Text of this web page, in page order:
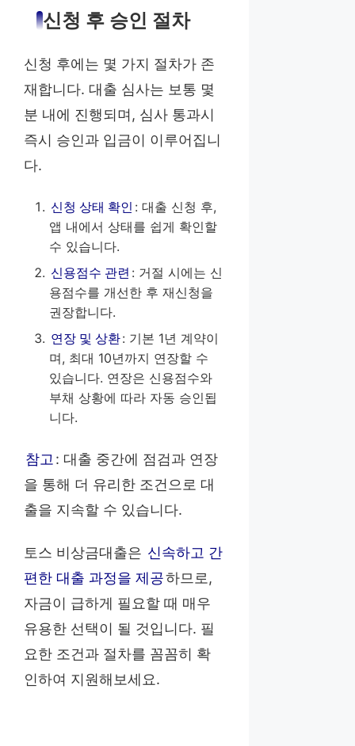
신청 후 승인 절차
신청 후에는 몇 가지 절차가 존
재합니다. 대출 심사는 보통 몇
분 내에 진행되며, 심사 통과시
즉시 승인과 입금이 이루어집니
다.
신청 상태 확인 : 대출 신청 후,
앱 내에서 상태를 쉽게 확인할
수 있습니다.
신용점수 관련 : 거절 시에는 신
용점수를 개선한 후 재신청을
권장합니다.
연장 및 상환: 기본 1년 계약이
며, 최대 10년까지 연장할 수
있습니다. 연장은 신용점수와
부채 상황에 따라 자동 승인됩
니다.
참고 : 대출 중간에 점검과 연장
을 통해 더 유리한 조건으로 대
출을 지속할 수 있습니다.
토스 비상금대출은 신속하고 간
편한 대출 과정을 제공하므로,
자금이 급하게 필요할 때 매우
유용한 선택이 될 것입니다. 필
요한 조건과 절차를 꼼꼼히 확
인하여 지원해보세요.